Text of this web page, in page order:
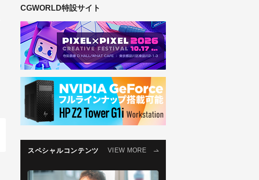
CGWORLD特設サイト
スペシャルコンテンツ VIEW MORE